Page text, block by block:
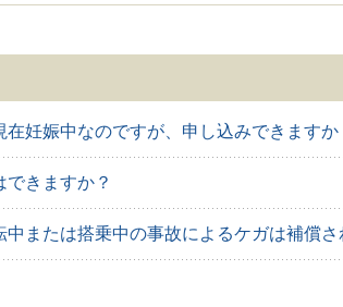
在妊娠中なのですが、申し込みできますか
できますか？
中または搭乗中の事故によるケガは補償さ